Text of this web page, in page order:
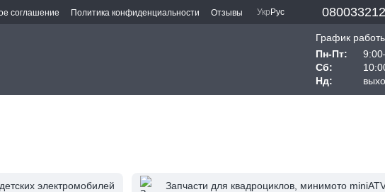
соглашение Политика конфиденциальности Отзывы Укр Рус
График
Пн-Пт:
Сб:
Нд:
электромобилей Запчасти для квадроциклов, минимото